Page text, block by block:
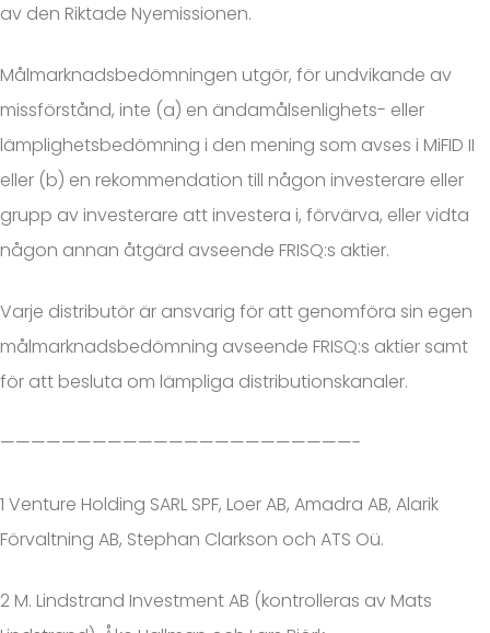
av den Riktade Nyemissionen.
Målmarknadsbedömningen utgör, för undvikande av
missförstånd, inte (a) en ändamålsenlighets- eller
lämplighetsbedömning i den mening som avses i MiFID II
eller (b) en rekommendation till någon investerare eller
grupp av investerare att investera i, förvärva, eller vidta
någon annan åtgärd avseende FRISQ:s aktier.
Varje distributör är ansvarig för att genomföra sin egen
målmarknadsbedömning avseende FRISQ:s aktier samt
för att besluta om lämpliga distributionskanaler.
———————————————————————-
1 Venture Holding SARL SPF, Loer AB, Amadra AB, Alarik
Förvaltning AB, Stephan Clarkson och ATS Oü.
2 M. Lindstrand Investment AB (kontrolleras av Mats